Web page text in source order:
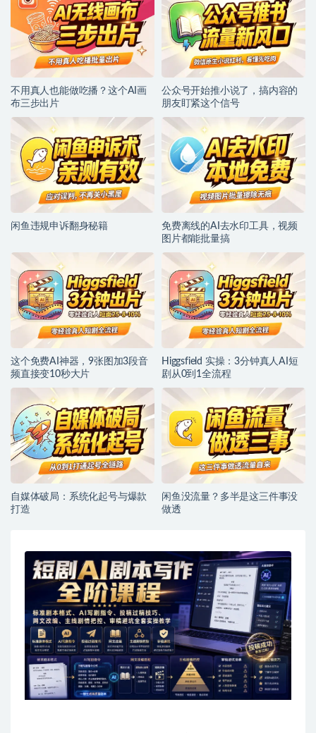
不用真人也能做吃播？这个AI画
布三步出片
公众号开始推小说了，搞内容的
朋友盯紧这个信号
闲鱼违规申诉翻身秘籍
免费离线的AI去水印工具，视频
图片都能批量搞
这个免费AI神器，9张图加3段音
频直接变10秒大片
Higgsfield 实操：3分钟真人AI短
剧从0到1全流程
自媒体破局：系统化起号与爆款
打造
闲鱼没流量？多半是这三件事没
做透